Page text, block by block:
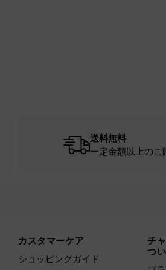
送料無料
一定金額以上の
カスタマーケア
ショッピングガイド
チ
つ